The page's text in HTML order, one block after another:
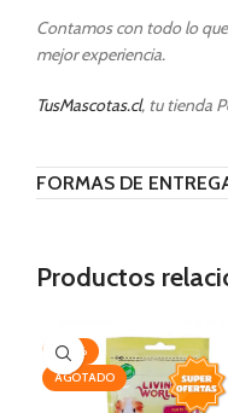
Contamos con todo lo
mejor experiencia.
TusMascotas.cl, tu tienda
FORMAS DE
Productos
-20%
AGOTADO